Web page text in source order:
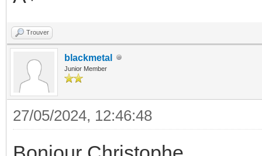
Trouver
blackmetal
Junior Member
27/05/2024, 12:46:48